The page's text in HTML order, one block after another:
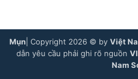
Mụn | Copyright 2026 © by Việt
dẫn yêu cầu phải ghi rõ nguồn
Nam